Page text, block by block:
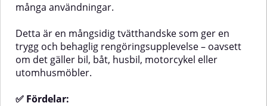
noggrant och torka med en ren
korta fibrerSuperabsorberande
skumkärna håller mycket vatten
och schampoPraktisk rem runt
handleden – minskar risken att
många användningar.
Detta är en mångsidig tvätthandske som ger en
trygg och behaglig rengöringsupplevelse – oavsett
om det gäller bil, båt, husbil, motorcykel eller
utomhusmöbler.
✅ Fördelar: